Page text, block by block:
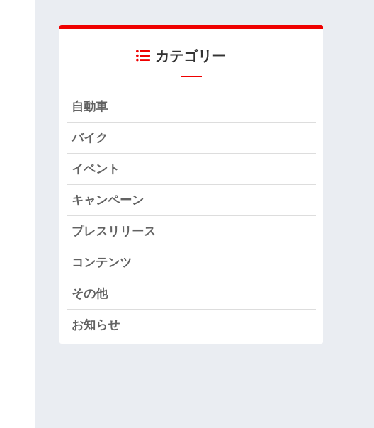
カテゴリー
自動車
バイク
イベント
キャンペーン
プレスリリース
コンテンツ
その他
お知らせ